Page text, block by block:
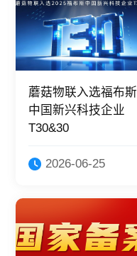
蘑菇物联入选福布斯
中国新兴科技企业
T30&30
2026-06-25